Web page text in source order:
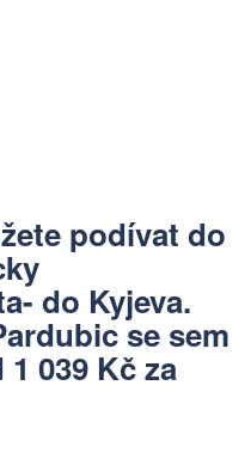
podívat do
do Kyjeva.
se sem
039 Kč za